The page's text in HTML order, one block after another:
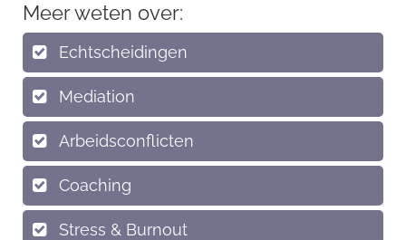
Meer weten over:
Echtscheidingen
Mediation
Arbeidsconflicten
Coaching
Stress & Burnout